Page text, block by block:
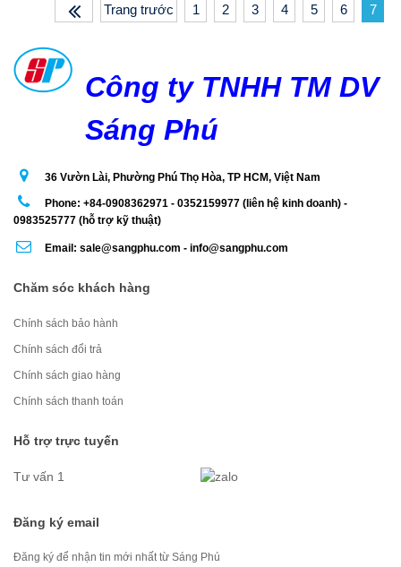
Trang trước 1 2 3 4 5 6 7
Công ty TNHH TM DV
Sáng Phú
36 Vườn Lài, Phường Phú Thọ Hòa, TP HCM, Việt Nam
Phone: +84-0908362971 - 0352159977 (liên hệ kinh doanh) -
0983525777 (hỗ trợ kỹ thuật)
Email: sale@sangphu.com - info@sangphu.com
Chăm sóc khách hàng
Chính sách bảo hành
Chính sách đổi trả
Chính sách giao hàng
Chính sách thanh toán
Hỗ trợ trực tuyến
Tư vấn 1
Đăng ký email
Đăng ký để nhận tin mới nhất từ Sáng Phú